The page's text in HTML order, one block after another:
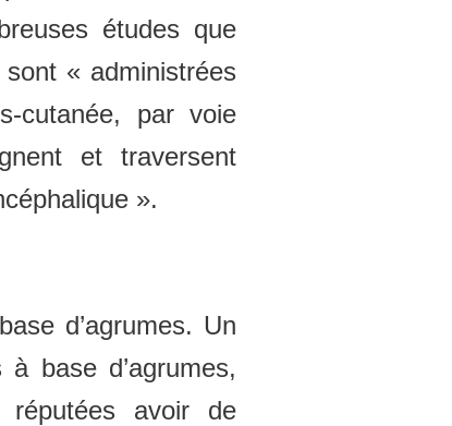
études que
sont « administrées
cutanée, par voie
et traversent
».
d’agrumes. Un
à base d’agrumes,
avoir de